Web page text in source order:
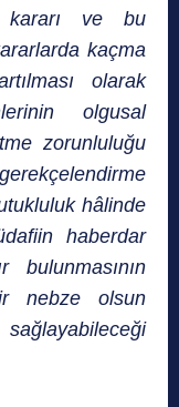
kararı ve bu
kaçma
olarak
olgusal
zorunluluğu
hâlinde
haberdar
nebze olsun